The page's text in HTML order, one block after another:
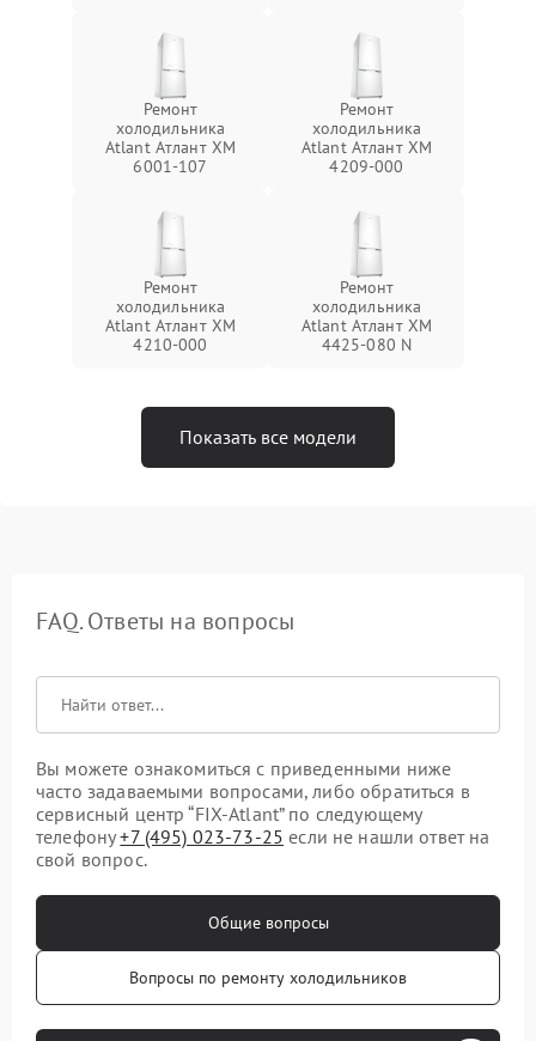
Ремонт
холодильника
Atlant Атлант ХМ
6001-107
Ремонт
холодильника
Atlant Атлант ХМ
4209-000
Ремонт
холодильника
Atlant Атлант ХМ
4210-000
Ремонт
холодильника
Atlant Атлант ХМ
4425-080 N
Показать все модели
FAQ. Ответы на вопросы
Вы можете ознакомиться с приведенными ниже
часто задаваемыми вопросами, либо обратиться в
сервисный центр “FIX-Atlant” по следующему
телефону+7 (495) 023-73-25 если не нашли ответ на
свой вопрос.
Общие вопросы
Вопросы по ремонту холодильников